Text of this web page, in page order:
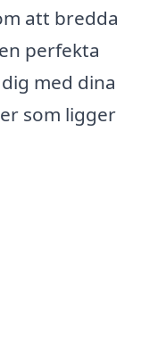
att bredda
perfekta
med dina
som ligger